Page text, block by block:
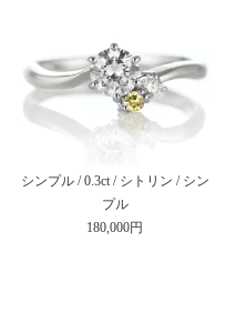
シンプル / 0.3ct / シトリン / シン
プル
180,000円